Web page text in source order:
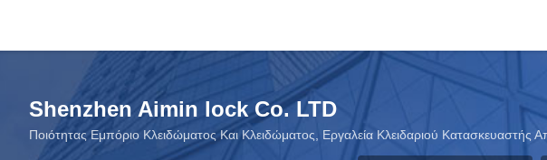
Shenzhen Aimin lock Co. LTD
Ποιότητας Εμπόριο Κλειδώματος Και Κλειδώματος, Εργαλεία Κλειδαριού Κατασκευαστής